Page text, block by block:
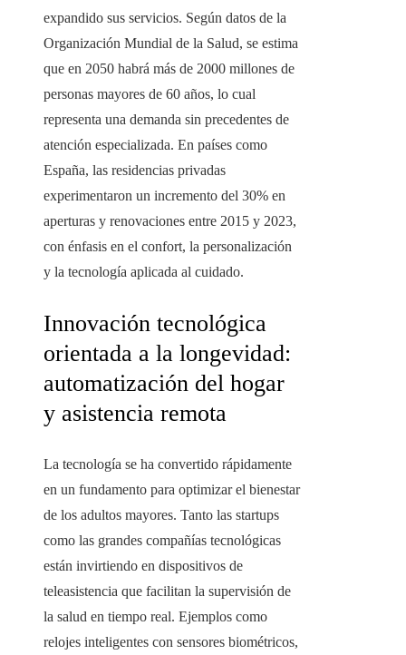
expandido sus servicios. Según datos de la
Organización Mundial de la Salud, se estima
que en 2050 habrá más de 2000 millones de
personas mayores de 60 años, lo cual
representa una demanda sin precedentes de
atención especializada. En países como
España, las residencias privadas
experimentaron un incremento del 30% en
aperturas y renovaciones entre 2015 y 2023,
con énfasis en el confort, la personalización
y la tecnología aplicada al cuidado.
Innovación tecnológica
orientada a la longevidad:
automatización del hogar
y asistencia remota
La tecnología se ha convertido rápidamente
en un fundamento para optimizar el bienestar
de los adultos mayores. Tanto las startups
como las grandes compañías tecnológicas
están invirtiendo en dispositivos de
teleasistencia que facilitan la supervisión de
la salud en tiempo real. Ejemplos como
relojes inteligentes con sensores biométricos,